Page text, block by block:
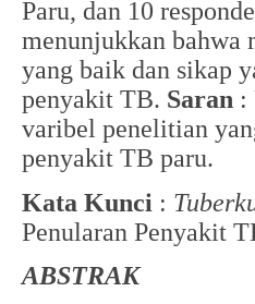
Paru, dan 10
menunjukkan bahwa
yang baik dan sikap
penyakit TB. Saran :
varibel penelitian
penyakit TB paru.
Kata Kunci :
Penularan Penyakit
ABSTRAK